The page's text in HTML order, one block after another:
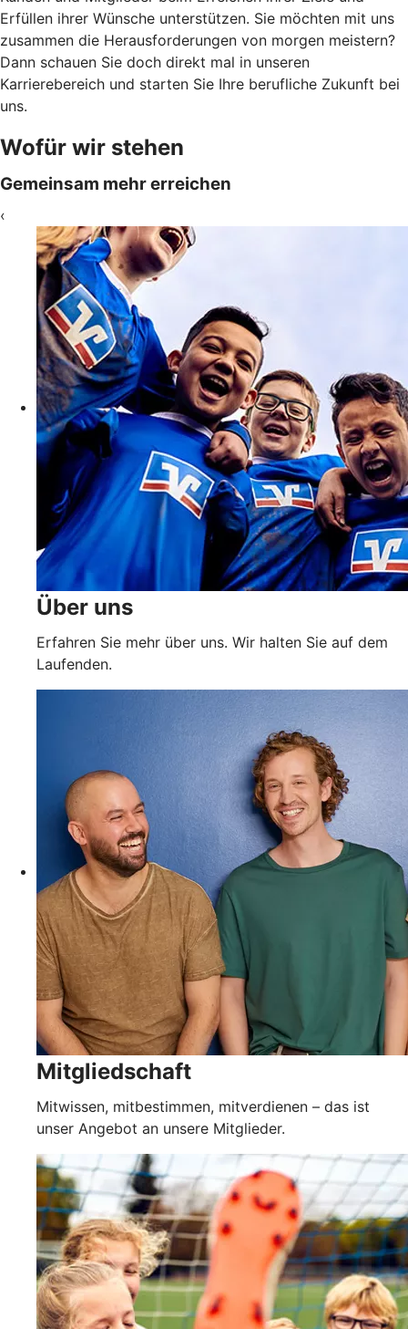
Erfüllen ihrer Wünsche unterstützen. Sie möchten mit uns
zusammen die Herausforderungen von morgen meistern?
Dann schauen Sie doch direkt mal in unseren
Karrierebereich und starten Sie Ihre berufliche Zukunft bei
uns.
Wofür wir stehen
Gemeinsam mehr erreichen
‹
Über uns
Erfahren Sie mehr über uns. Wir halten Sie auf dem
Laufenden.
Mitgliedschaft
Mitwissen, mitbestimmen, mitverdienen – das ist
unser Angebot an unsere Mitglieder.